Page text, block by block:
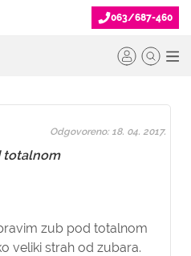
063/687-460
totalnom
zub pod totalnom
veliki strah od zubara.
Odgovoreno: 18. 04. 2017.